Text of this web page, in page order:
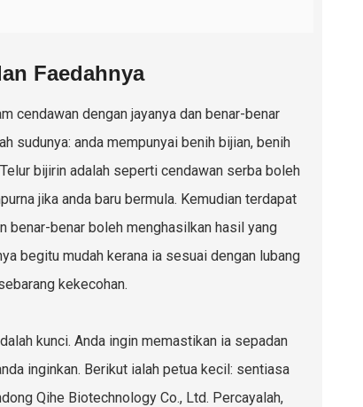
Faedahnya
cendawan dengan jayanya dan benar-benar
sudunya: anda mempunyai benih bijian, benih
bijirin adalah seperti cendawan serba boleh
jika anda baru bermula. Kemudian terdapat
benar-benar boleh menghasilkan hasil yang
begitu mudah kerana ia sesuai dengan lubang
kekecohan.
kunci. Anda ingin memastikan ia sepadan
inginkan. Berikut ialah petua kecil: sentiasa
Qihe Biotechnology Co., Ltd. Percayalah,